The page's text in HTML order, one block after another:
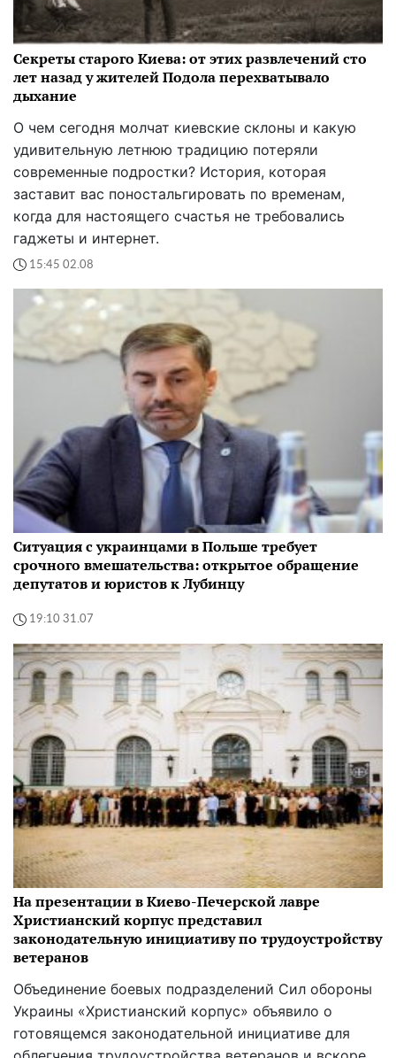
Секреты старого Киева: от этих развлечений сто
лет назад у жителей Подола перехватывало
дыхание
О чем сегодня молчат киевские склоны и какую
удивительную летнюю традицию потеряли
современные подростки? История, которая
заставит вас поностальгировать по временам,
когда для настоящего счастья не требовались
гаджеты и интернет.
15:45 02.08
Ситуация с украинцами в Польше требует
срочного вмешательства: открытое обращение
депутатов и юристов к Лубинцу
19:10 31.07
На презентации в Киево-Печерской лавре
Христианский корпус представил
законодательную инициативу по трудоустройству
ветеранов
Объединение боевых подразделений Сил обороны
Украины «Христианский корпус» объявило о
готовящемся законодательной инициативе для